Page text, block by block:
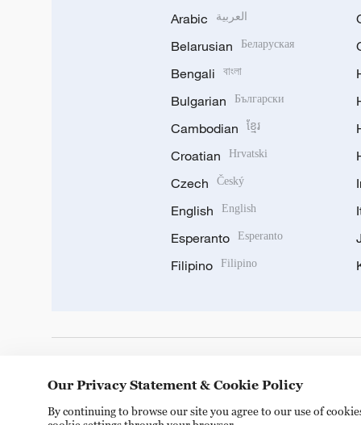
Arabic العربية
Belarusian Беларуская
Bengali বাংলা
Bulgarian Български
Cambodian ខ្មែរ
Croatian Hrvatski
Czech Český
English English
Esperanto Esperanto
Filipino Filipino
Our Privacy Statement & Cookie Policy
By continuing to browse our site you agree to our use of